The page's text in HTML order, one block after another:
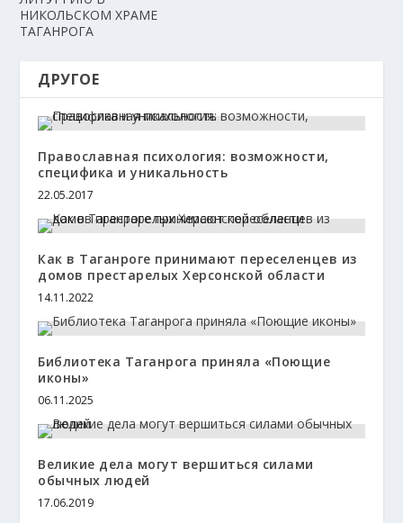
НИКОЛЬСКОМ ХРАМЕ
ТАГАНРОГА
ДРУГОЕ
Православная психология: возможности,
специфика и уникальность
22.05.2017
Как в Таганроге принимают переселенцев из
домов престарелых Херсонской области
14.11.2022
Библиотека Таганрога приняла «Поющие
иконы»
06.11.2025
Великие дела могут вершиться силами
обычных людей
17.06.2019